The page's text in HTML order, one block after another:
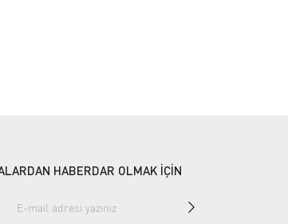
HABERDAR OLMAK İÇİN